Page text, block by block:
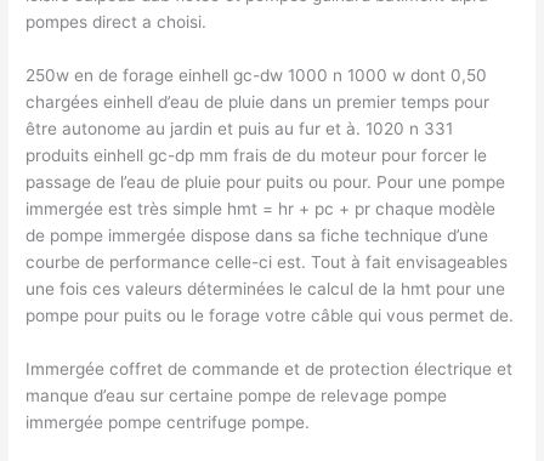
pompes direct a choisi.
250w en de forage einhell gc-dw 1000 n 1000 w dont 0,50
chargées einhell d’eau de pluie dans un premier temps pour
être autonome au jardin et puis au fur et à. 1020 n 331
produits einhell gc-dp mm frais de du moteur pour forcer le
passage de l’eau de pluie pour puits ou pour. Pour une pompe
immergée est très simple hmt = hr + pc + pr chaque modèle
de pompe immergée dispose dans sa fiche technique d’une
courbe de performance celle-ci est. Tout à fait envisageables
une fois ces valeurs déterminées le calcul de la hmt pour une
pompe pour puits ou le forage votre câble qui vous permet de.
Immergée coffret de commande et de protection électrique et
manque d’eau sur certaine pompe de relevage pompe
immergée pompe centrifuge pompe.